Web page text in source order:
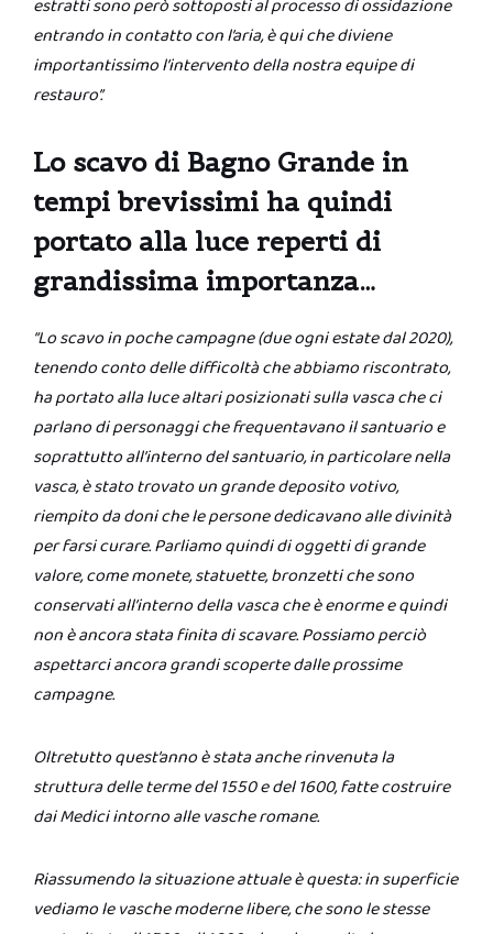
estratti sono però sottoposti al processo di ossidazione
entrando in contatto con l’aria, è qui che diviene
importantissimo l’intervento della nostra equipe di
restauro”.
Lo scavo di Bagno Grande in
tempi brevissimi ha quindi
portato alla luce reperti di
grandissima importanza…
“Lo scavo in poche campagne (due ogni estate dal 2020),
tenendo conto delle difficoltà che abbiamo riscontrato,
ha portato alla luce altari posizionati sulla vasca che ci
parlano di personaggi che frequentavano il santuario e
soprattutto all’interno del santuario, in particolare nella
vasca, è stato trovato un grande deposito votivo,
riempito da doni che le persone dedicavano alle divinità
per farsi curare. Parliamo quindi di oggetti di grande
valore, come monete, statuette, bronzetti che sono
conservati all’interno della vasca che è enorme e quindi
non è ancora stata finita di scavare. Possiamo perciò
aspettarci ancora grandi scoperte dalle prossime
campagne.
Oltretutto quest’anno è stata anche rinvenuta la
struttura delle terme del 1550 e del 1600, fatte costruire
dai Medici intorno alle vasche romane.
Riassumendo la situazione attuale è questa: in superficie
vediamo le vasche moderne libere, che sono le stesse